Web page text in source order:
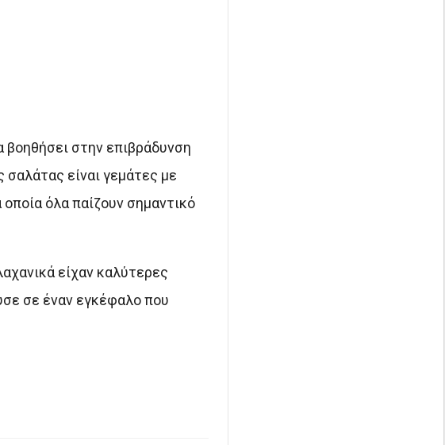
στην επιβράδυνση
είναι γεμάτες με
όλα παίζουν σημαντικό
είχαν καλύτερες
σε έναν εγκέφαλο που